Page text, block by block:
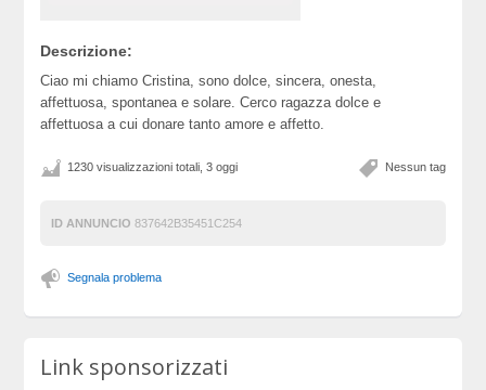
Descrizione:
Ciao mi chiamo Cristina, sono dolce, sincera, onesta,
affettuosa, spontanea e solare. Cerco ragazza dolce e
affettuosa a cui donare tanto amore e affetto.
Nessun tag
1230 visualizzazioni totali, 3 oggi
ID ANNUNCIO 837642B35451C254
Segnala problema
Link sponsorizzati